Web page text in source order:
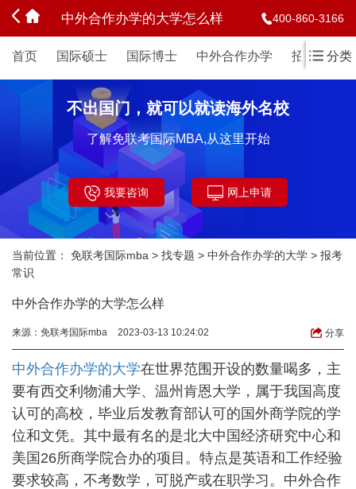
中外合作办学的大学怎么样 400-860-3166
首页 国际硕士 国际博士 中外合作办学 招生简章
分类
不出国门，就可以就读海外名校
了解免联考国际MBA,从这里开始
我要咨询 网上申请
当前位置： 免联考国际mba > 找专题 > 中外合作办学的大学 > 报考
常识
中外合作办学的大学怎么样
来源： 免联考国际mba 2023-03-13 10:24:02 分享
中外合作办学的大学在世界范围开设的数量喝多，主
要有西交利物浦大学、温州肯恩大学，属于我国高度
认可的高校，毕业后发教育部认可的国外商学院的学
位和文凭。其中最有名的是北大中国经济研究中心和
美国26所商学院合办的项目。特点是英语和工作经验
要求较高，不考数学，可脱产或在职学习。中外合作